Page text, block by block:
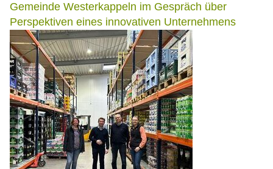
Gemeinde Westerkappeln im Gespräch über
Perspektiven eines innovativen Unternehmens